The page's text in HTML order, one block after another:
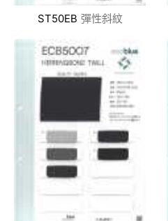
ST50EB 彈性斜紋